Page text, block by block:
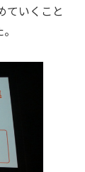
ていくこと